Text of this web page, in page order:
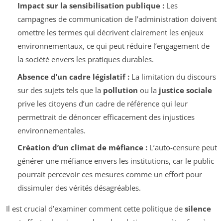
Impact sur la sensibilisation publique :Les
campagnes de communication de l’administration doivent
omettre les termes qui décrivent clairement les enjeux
environnementaux, ce qui peut réduire l’engagement de
la société envers les pratiques durables.
Absence d’un cadre législatif :La limitation du discours
sur des sujets tels que la pollution ou la justice sociale
prive les citoyens d’un cadre de référence qui leur
permettrait de dénoncer efficacement des injustices
environnementales.
Création d’un climat de méfiance :L’auto-censure peut
générer une méfiance envers les institutions, car le public
pourrait percevoir ces mesures comme un effort pour
dissimuler des vérités désagréables.
Il est crucial d’examiner comment cette politique de silence